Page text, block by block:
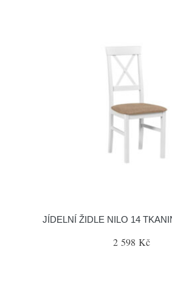
JÍDELNÍ ŽIDLE NILO 14
2 598 Kč